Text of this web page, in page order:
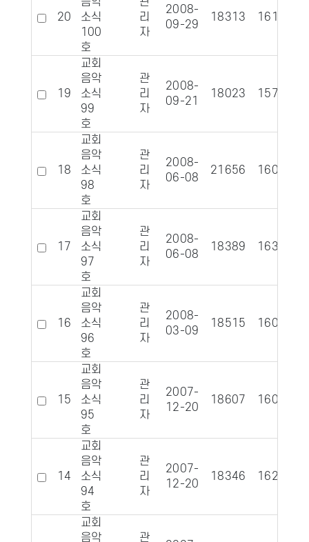
20
소식
100
호
리
자
2008-
09-29
18313 1619
19
교회
음악
소식
99
호
관
리
자
2008-
09-21
18023 1573
18
교회
음악
소식
98
호
관
리
자
2008-
06-08
21656 1607
17
교회
음악
소식
97
호
관
리
자
2008-
06-08
18389 1630
16
교회
음악
소식
96
호
관
리
자
2008-
03-09
18515 1602
15
교회
음악
소식
95
호
관
리
자
2007-
12-20
18607 1609
14
교회
음악
소식
94
호
관
리
자
2007-
12-20
18346 1620
교회
음악
관